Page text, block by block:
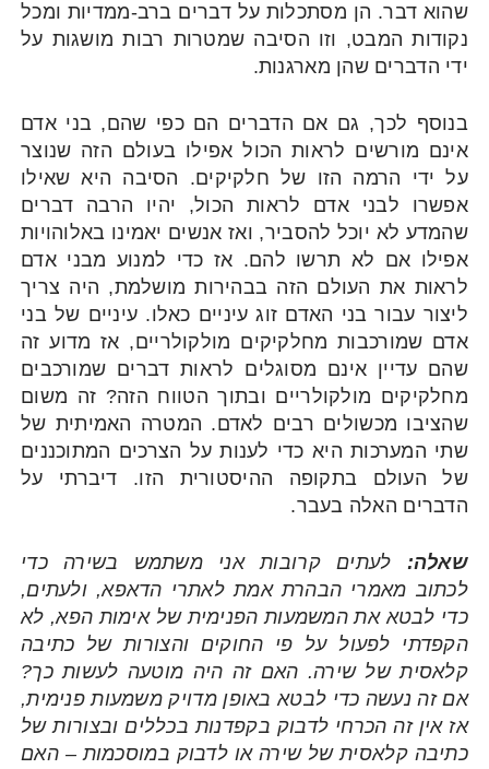
שהוא דבר. הן מסתכלות על דברים ברב-ממדיות ומכל
נקודות המבט, וזו הסיבה שמטרות רבות מושגות על
ידי הדברים שהן מארגנות.
בנוסף לכך, גם אם הדברים הם כפי שהם, בני אדם
אינם מורשים לראות הכול אפילו בעולם הזה שנוצר
על ידי הרמה הזו של חלקיקים. הסיבה היא שאילו
אפשרו לבני אדם לראות הכול, יהיו הרבה דברים
שהמדע לא יוכל להסביר, ואז אנשים יאמינו באלוהויות
אפילו אם לא תרשו להם. אז כדי למנוע מבני אדם
לראות את העולם הזה בבהירות מושלמת, היה צריך
ליצור עבור בני האדם זוג עיניים כאלו. עיניים של בני
אדם שמורכבות מחלקיקים מולקולריים, אז מדוע זה
שהם עדיין אינם מסוגלים לראות דברים שמורכבים
מחלקיקים מולקולריים ובתוך הטווח הזה? זה משום
שהציבו מכשולים רבים לאדם. המטרה האמיתית של
שתי המערכות היא כדי לענות על הצרכים המתוכננים
של העולם בתקופה ההיסטורית הזו. דיברתי על
הדברים האלה בעבר.
שאלה: לעתים קרובות אני משתמש בשירה כדי
לכתוב מאמרי הבהרת אמת לאתרי הדאפא, ולעתים,
כדי לבטא את המשמעות הפנימית של אימות הפא, לא
הקפדתי לפעול על פי החוקים והצורות של כתיבה
קלאסית של שירה. האם זה היה מוטעה לעשות כך?
אם זה נעשה כדי לבטא באופן מדויק משמעות פנימית,
אז אין זה הכרחי לדבוק בקפדנות בכללים ובצורות של
כתיבה קלאסית של שירה או לדבוק במוסכמות – האם